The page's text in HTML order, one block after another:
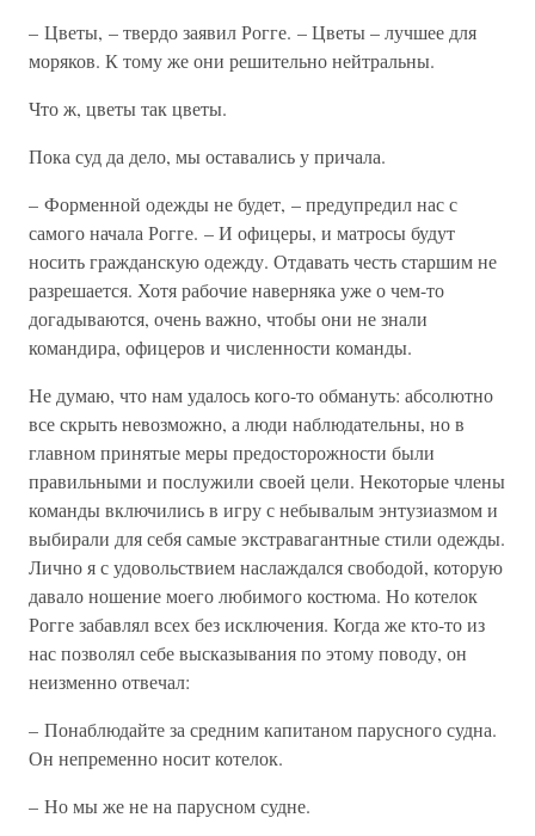
– Цветы, – твердо заявил Рогге. – Цветы – лучшее для
моряков. К тому же они решительно нейтральны.
Что ж, цветы так цветы.
Пока суд да дело, мы оставались у причала.
– Форменной одежды не будет, – предупредил нас с
самого начала Рогге. – И офицеры, и матросы будут
носить гражданскую одежду. Отдавать честь старшим не
разрешается. Хотя рабочие наверняка уже о чем-то
догадываются, очень важно, чтобы они не знали
командира, офицеров и численности команды.
Не думаю, что нам удалось кого-то обмануть: абсолютно
все скрыть невозможно, а люди наблюдательны, но в
главном принятые меры предосторожности были
правильными и послужили своей цели. Некоторые члены
команды включились в игру с небывалым энтузиазмом и
выбирали для себя самые экстравагантные стили одежды.
Лично я с удовольствием наслаждался свободой, которую
давало ношение моего любимого костюма. Но котелок
Рогге забавлял всех без исключения. Когда же кто-то из
нас позволял себе высказывания по этому поводу, он
неизменно отвечал:
– Понаблюдайте за средним капитаном парусного судна.
Он непременно носит котелок.
– Но мы же не на парусном судне.